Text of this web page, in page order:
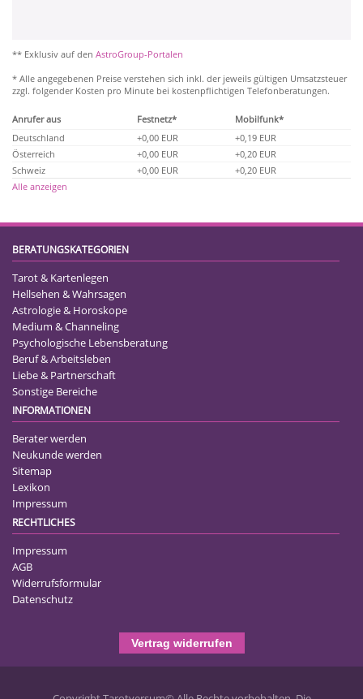
** Exklusiv auf den AstroGroup-Portalen
* Alle angegebenen Preise verstehen sich inkl. der jeweils gültigen Umsatzsteuer
zzgl. folgender Kosten pro Minute bei kostenpflichtigen Telefonberatungen.
Anrufer aus Festnetz*
Mobilfunk*
Deutschland
+0,00 EUR
+0,19 EUR
Österreich
+0,00 EUR
+0,20 EUR
Schweiz
+0,00 EUR
+0,20 EUR
Alle anzeigen
BERATUNGSKATEGORIEN
Tarot & Kartenlegen
Hellsehen & Wahrsagen
Astrologie & Horoskope
Medium & Channeling
Psychologische Lebensberatung
Beruf & Arbeitsleben
Liebe & Partnerschaft
Sonstige Bereiche
INFORMATIONEN
Berater werden
Neukunde werden
Sitemap
Lexikon
Impressum
RECHTLICHES
Impressum
AGB
Widerrufsformular
Datenschutz
Vertrag widerrufen